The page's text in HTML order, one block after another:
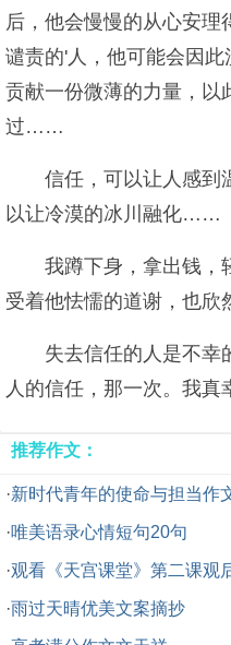
后，他会慢慢的从心安
谴责的'人，他可能会因
贡献一份微薄的力量，以
过……
信任，可以让人感到
以让冷漠的冰川融化……
我蹲下身，拿出钱，
受着他怯懦的道谢，也欣
失去信任的人是不幸
人的信任，那一次。我真
推荐作文：
·新时代青年的使命与担当作
·唯美语录心情短句20句
·观看《天宫课堂》第二课观
·雨过天晴优美文案摘抄